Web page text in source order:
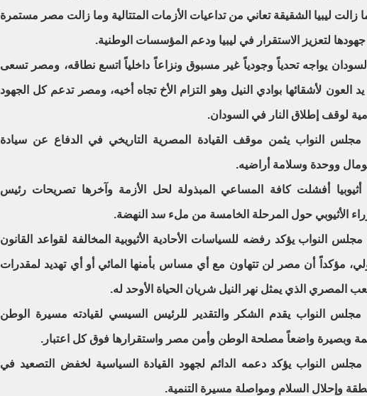
زالت ليبيا الشقيقة تعاني من تداعيات الأزمات المتتالية وما زالت مصر مستمرة
لتعزيز الاستقرار في ليبيا ودعم المؤسسات الوطنية.
يواجه تحدياً وجودياً غير مسبوق ونزاعاً داخلياً اتسع نطاقه، ومصر تسعى
يد العون لأشقائها بوادي النيل وهو التزام الأخ تجاه أخيه، ومصر تدعم كل الجهود
لوقف إطلاق النار في السودان.
مجلس النواب يثمن موقف القيادة المصرية التاريخي في الدفاع عن سيادة
ووحدة وسلامة أراضيه.
أثيوبيا أفشلت كافة المساعي المبذولة لحل الأزمة وآخرها تصريحات رئيس
الأثيوبي حول المرحلة الخامسة من ملء سد النهضة.
مجلس النواب يؤكد رفضه للسياسات الأحادية الأثيوبية المخالفة لقواعد القانون
مؤكداً أن مصر لن تتهاون مع أي مساس بأمنها المائي أو أي تهديد لمقدرات
المصري الذي يمثل نهر النيل شريان الحياة الأوحد له.
مجلس النواب يقدم الشكر والتقدير للرئيس السيسي لقيادته مسيرة الوطن
وبصيرة واضعاً مصلحة الوطن وأمن مصر واستقرارها فوق كل اعتبار.
مجلس النواب يؤكد دعمه الدائم لجهود القيادة السياسية لخفض التصعيد في
وإحلال السلام ومواصلة مسيرة التنمية.